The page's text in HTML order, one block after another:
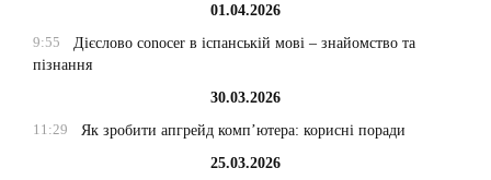
01.04.2026
9:55
Дієслово conocer в іспанській мові – знайомство та
пізнання
30.03.2026
11:29
Як зробити апгрейд комп’ютера: корисні поради
25.03.2026